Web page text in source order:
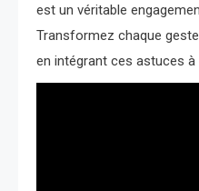
est un véritable
Transformez chaque
en intégrant ces astuces à